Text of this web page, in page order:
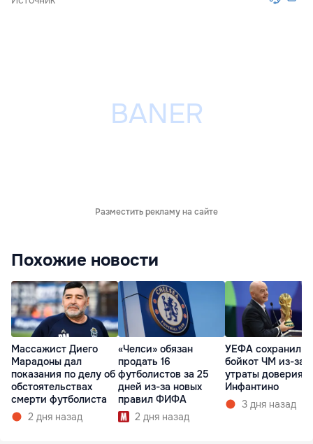
Разместить рекламу на сайте
Похожие новости
Массажист Диего
Марадоны дал
показания по делу об
обстоятельствах
смерти футболиста
2 дня назад
«Челси» обязан
продать 16
футболистов за 25
дней из-за новых
правил ФИФА
2 дня назад
УЕФА сохранил
бойкот ЧМ из-за
утраты доверия к
Инфантино
3 дня назад